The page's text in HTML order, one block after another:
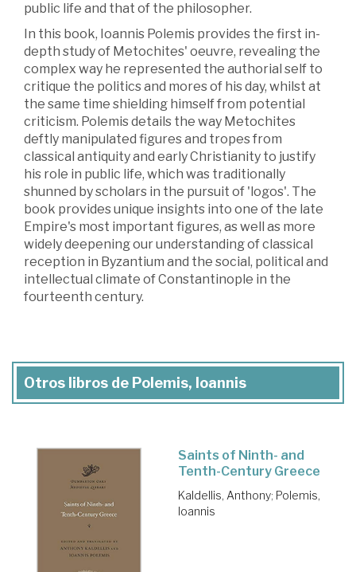
public life and that of the philosopher.
In this book, Ioannis Polemis provides the first in-
depth study of Metochites' oeuvre, revealing the
complex way he represented the authorial self to
critique the politics and mores of his day, whilst at
the same time shielding himself from potential
criticism. Polemis details the way Metochites
deftly manipulated figures and tropes from
classical antiquity and early Christianity to justify
his role in public life, which was traditionally
shunned by scholars in the pursuit of 'logos'. The
book provides unique insights into one of the late
Empire's most important figures, as well as more
widely deepening our understanding of classical
reception in Byzantium and the social, political and
intellectual climate of Constantinople in the
fourteenth century.
Otros libros de Polemis, Ioannis
Saints of Ninth- and
Tenth-Century Greece
Kaldellis, Anthony; Polemis,
Ioannis